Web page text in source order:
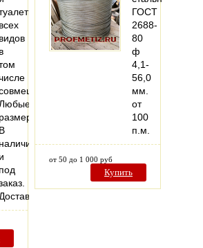
всех
видов
в
размеры.
В
наличии
и
под
Доставка.
ГОСТ
2688-
80
ф
4,1-
56,0
мм.
от
100
п.м.
от 50 до 1 000 руб
Купить